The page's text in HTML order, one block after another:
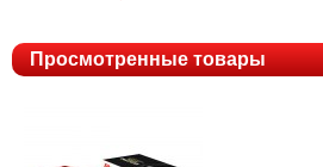
Просмотренные товары